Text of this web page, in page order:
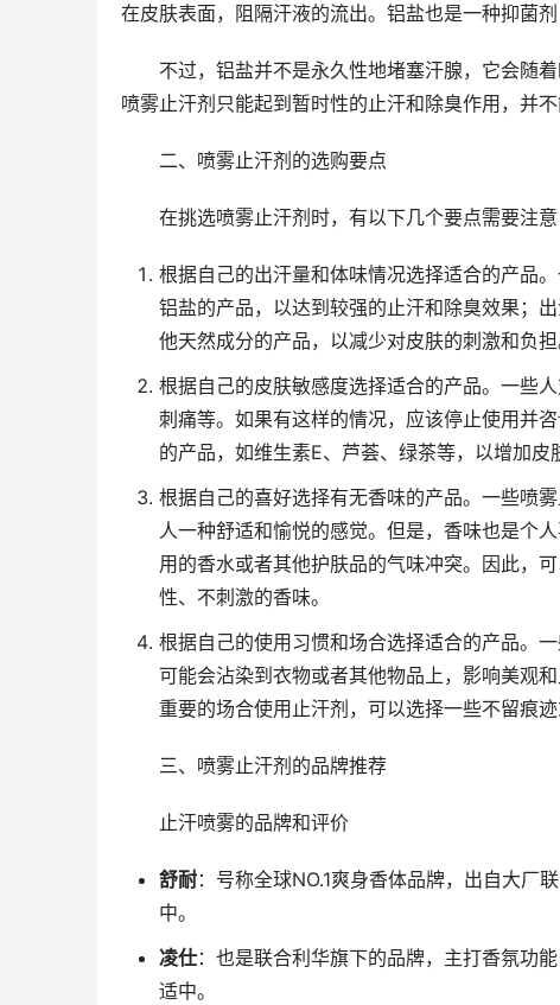
在皮肤表面，阻隔汗液的流出。铝盐也是一种抑菌
不过，铝盐并不是永久性地堵塞汗腺，它会随
喷雾止汗剂只能起到暂时性的止汗和除臭作用，并
二、喷雾止汗剂的选购要点
在挑选喷雾止汗剂时，有以下几个要点需要注意
根据自己的出汗量和体味情况选择适合的产品
铝盐的产品，以达到较强的止汗和除臭效果；
他天然成分的产品，以减少对皮肤的刺激和负担
根据自己的皮肤敏感度选择适合的产品。一些
刺痛等。如果有这样的情况，应该停止使用并
的产品，如维生素E、芦荟、绿茶等，以增加皮
根据自己的喜好选择有无香味的产品。一些喷
人一种舒适和愉悦的感觉。但是，香味也是个
用的香水或者其他护肤品的气味冲突。因此，
性、不刺激的香味。
根据自己的使用习惯和场合选择适合的产品。
可能会沾染到衣物或者其他物品上，影响美观
重要的场合使用止汗剂，可以选择一些不留痕
三、喷雾止汗剂的品牌推荐
止汗喷雾的品牌和评价
舒耐：号称全球NO.1爽身香体品牌，出自大厂
中。
凌仕：也是联合利华旗下的品牌，主打香氛功
适中。